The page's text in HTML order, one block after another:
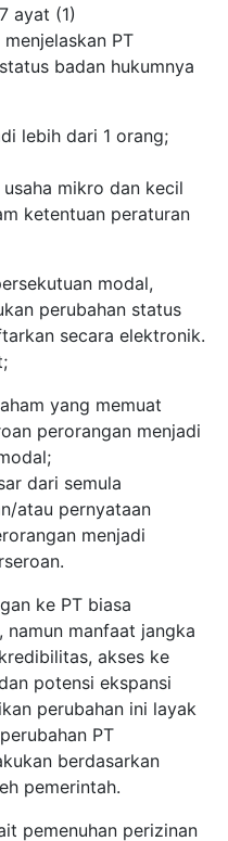
ayat (1)
PT
badan hukumnya
lebih dari 1 orang;
mikro dan kecil
ketentuan peraturan
modal,
perubahan status
secara elektronik.
yang memuat
perorangan menjadi
dari semula
atau pernyataan
menjadi
ke PT biasa
manfaat jangka
akses ke
potensi ekspansi
perubahan ini layak
PT
berdasarkan
pemerintah.
pemenuhan perizinan